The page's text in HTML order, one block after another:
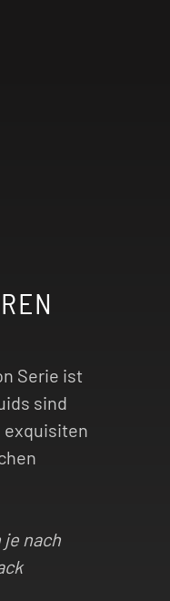
Serie ist
sind
exquisiten
nach